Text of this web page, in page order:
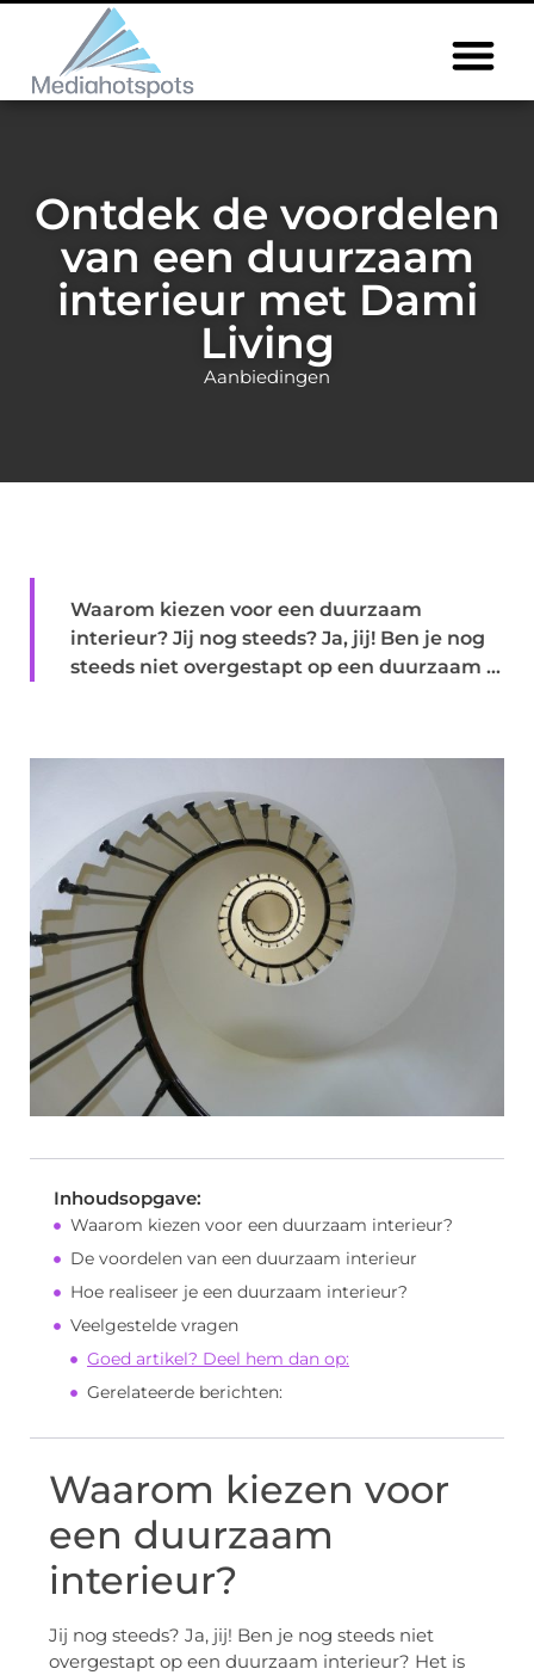
Ontdek de voordelen
van een duurzaam
interieur met Dami
Living
Aanbiedingen
Waarom kiezen voor een duurzaam
interieur? Jij nog steeds? Ja, jij! Ben je nog
steeds niet overgestapt op een duurzaam ...
Inhoudsopgave:
Waarom kiezen voor een duurzaam interieur?
De voordelen van een duurzaam interieur
Hoe realiseer je een duurzaam interieur?
Veelgestelde vragen
Goed artikel? Deel hem dan op:
Gerelateerde berichten:
Waarom kiezen voor
een duurzaam
interieur?
Jij nog steeds? Ja, jij! Ben je nog steeds niet
overgestapt op een duurzaam interieur? Het is